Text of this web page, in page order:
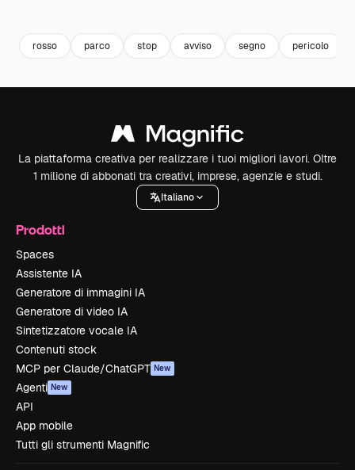
rosso parco stop avviso segno pericolo
La piattaforma creativa per realizzare i tuoi migliori lavori. Oltre
1 milione di abbonati tra creativi, imprese, agenzie e studi.
Italiano
Prodotti
Spaces
Assistente IA
Generatore di immagini IA
Generatore di video IA
Sintetizzatore vocale IA
Contenuti stock
MCP per Claude/ChatGPT New
Agenti New
API
App mobile
Tutti gli strumenti Magnific